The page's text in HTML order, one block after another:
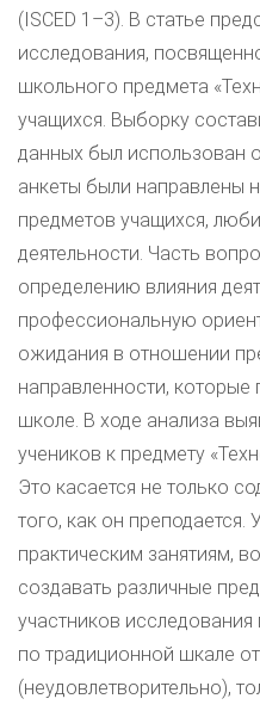
(ISCED 1–3). В статье
исследования,
школьного предмета
учащихся. Выборку
данных был использован
анкеты были направлены
предметов учащихся,
деятельности. Часть
определению влияния
профессиональную
ожидания в отношении
направленности, которые
школе. В ходе анализа
учеников к предмету
Это касается не только
того, как он преподается.
практическим занятиям,
создавать различные
участников
по традиционной шкале
(неудовлетворительно),